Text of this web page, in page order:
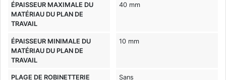
ÉPAISSEUR MAXIMALE DU
MATÉRIAU DU PLAN DE
TRAVAIL
40 mm
ÉPAISSEUR MINIMALE DU
MATÉRIAU DU PLAN DE
TRAVAIL
10 mm
PLAGE DE ROBINETTERIE Sans